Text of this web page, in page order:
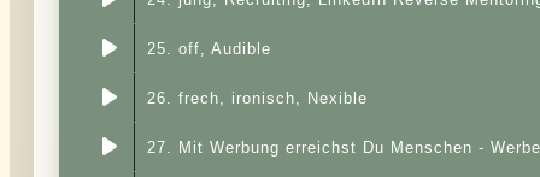
25. off, Audible
26. frech, ironisch, Nexible
27. Mit Werbung erreichst Du Menschen -